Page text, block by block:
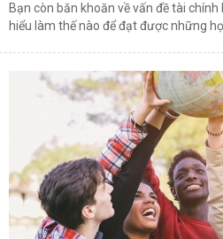
Bạn còn băn khoăn về vấn đề tài
hiểu làm thế nào để đạt được những